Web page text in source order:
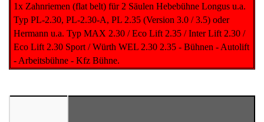
1x Zahnriemen (flat belt) für 2 Säulen Hebebühne Longus u.a.
Typ PL-2.30, PL-2.30-A, PL 2.35 (Version 3.0 / 3.5) oder
Hermann u.a. Typ MAX 2.30 / Eco Lift 2.35 / Inter Lift 2.30 /
Eco Lift 2.30 Sport / Würth WEL 2.30 2.35 - Bühnen - Autolift
- Arbeitsbühne - Kfz Bühne.